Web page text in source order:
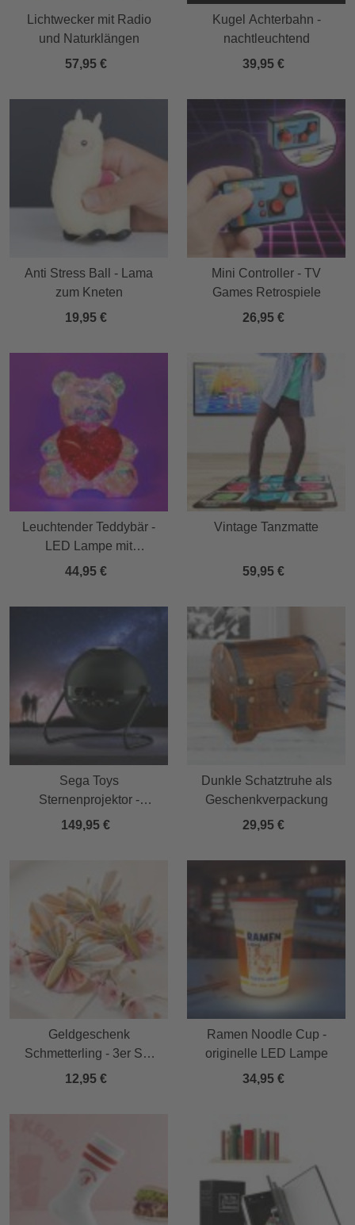
Lichtwecker mit Radio
und Naturklängen
57,95 €
Kugel Achterbahn -
nachtleuchtend
39,95 €
Anti Stress Ball - Lama
zum Kneten
19,95 €
Mini Controller - TV
Games Retrospiele
26,95 €
Leuchtender Teddybär -
LED Lampe mit
Farbwechsel
44,95 €
Vintage Tanzmatte
59,95 €
Sega Toys
Sternenprojektor -
schwarz
149,95 €
Dunkle Schatztruhe als
Geschenkverpackung
29,95 €
Geldgeschenk
Schmetterling - 3er Set
Geschenkverpackung für
12,95 €
Ramen Noodle Cup -
originelle LED Lampe
34,95 €